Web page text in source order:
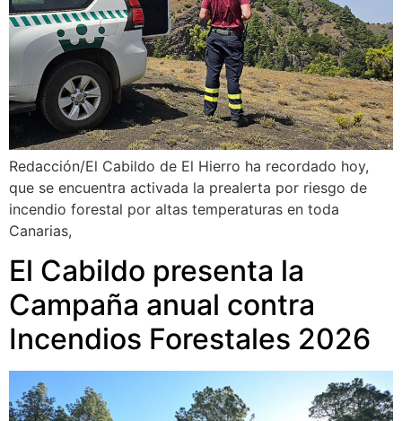
Redacción/El Cabildo de El Hierro ha recordado hoy,
que se encuentra activada la prealerta por riesgo de
incendio forestal por altas temperaturas en toda
Canarias,
El Cabildo presenta la
Campaña anual contra
Incendios Forestales 2026